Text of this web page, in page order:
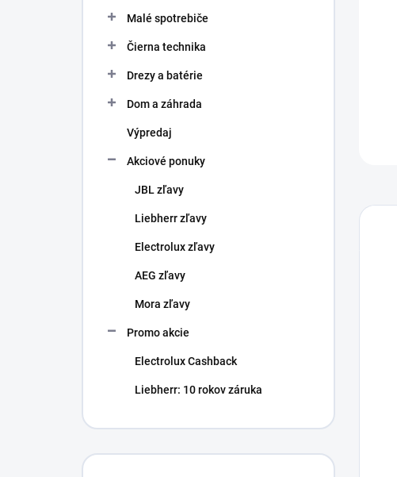
Malé spotrebiče
Čierna technika
Drezy a batérie
Dom a záhrada
Výpredaj
Akciové ponuky
JBL zľavy
Liebherr zľavy
Electrolux zľavy
AEG zľavy
Mora zľavy
Promo akcie
Electrolux Cashback
Liebherr: 10 rokov záruka